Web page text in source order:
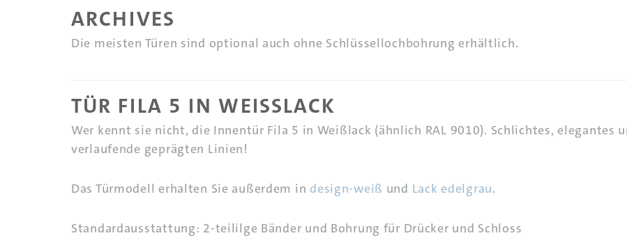
ARCHIVES
Die meisten Türen sind optional auch ohne Schlüssellochbohrung erhältlich.
TÜR FILA 5 IN WEISSLACK
Wer kennt sie nicht, die Innentür Fila 5 in Weißlack (ähnlich RAL 9010). Schlichtes, elegantes
verlaufende geprägten Linien!
Das Türmodell erhalten Sie außerdem in design-weiß und Lack edelgrau.
Standardausstattung: 2-teililge Bänder und Bohrung für Drücker und Schloss